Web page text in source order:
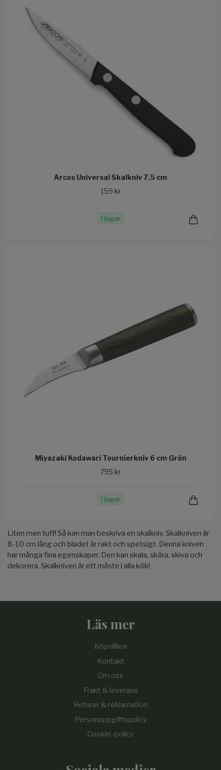
Arcos Universal Skalkniv 7,5 cm
159 kr
I lager
Miyazaki Kodawari Tournierkniv 6 cm Grön
795 kr
I lager
Liten men tuff! Så kan man beskriva en skalkniv. Skalkniven är
8-10 cm lång och bladet är rakt och spetsigt. Denna kniven
har många fina egenskaper. Den kan skala, skära, skiva och
dekorera. Skalkniven är ett måste i alla kök!
Läs mer
Köpvillkor
Kontakt
Om oss
Frakt & leverans
Returer & reklamation
Personuppgiftspolicy
Cookie-policy